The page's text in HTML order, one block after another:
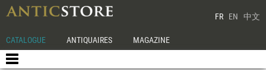
FR EN 中文
CATALOGUE ANTIQUAIRES MAGAZINE